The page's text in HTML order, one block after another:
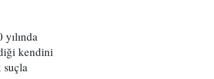
kendini
suçla